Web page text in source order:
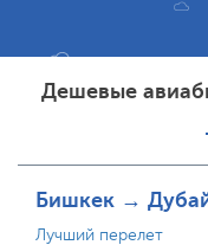
Дешевые
Бишкек →
Лучший перелет